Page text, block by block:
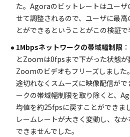
た。Agoraのビットレートはユー
せて調整されるので、ユーザに最
とができるということがこの検証で
1Mbpsネットワークの帯域幅制限
とZoomは0fpsまで下がった状態が
Zoomのビデオもフリーズしまし
途切れなくスムーズに映像配信が
ークの帯域幅制限を取り除くと、
均値を約25fpsに戻すことができま
レームレートが大きく変動し、な
できませんでした。